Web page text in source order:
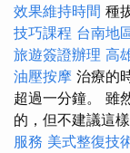
效果維持時間 種
技巧課程 台南地
旅遊簽證辦理 高
油壓按摩 治療的
超過一分鐘。 雖
的，但不建議這樣
服務 美式整復技